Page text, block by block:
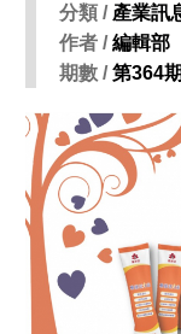
分類 / 產業訊
作者 /編輯部
期數 /第364期